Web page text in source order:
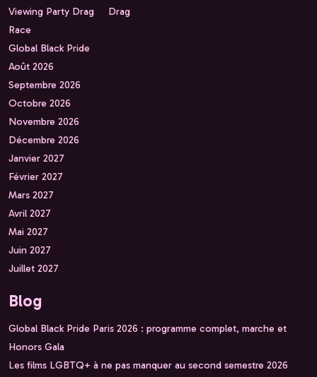
Viewing Party Drag
Race
Global Black Pride
Août 2026
Septembre 2026
Octobre 2026
Novembre 2026
Décembre 2026
Janvier 2027
Février 2027
Mars 2027
Avril 2027
Mai 2027
Juin 2027
Juillet 2027
Drag
Blog
Global Black Pride Paris 2026 : programme complet, marche et
Honors Gala
Les films LGBTQ+ à ne pas manquer au second semestre 2026